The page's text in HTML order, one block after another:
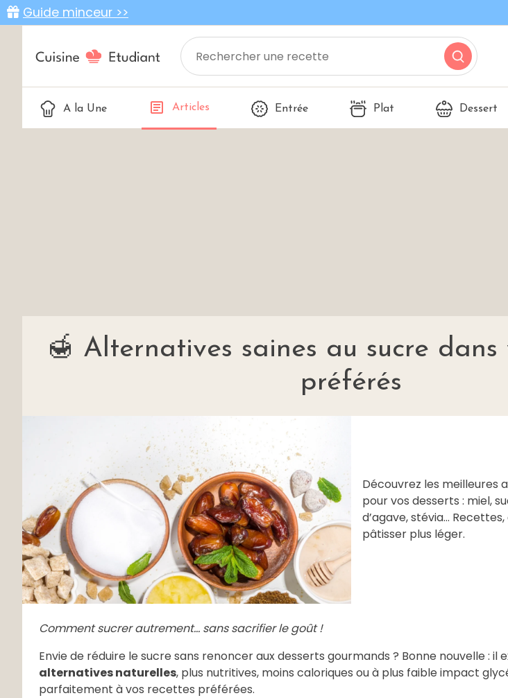
Guide minceur >>
A la Une Articles Entrée Plat Dessert
🍯 Alternatives saines au sucre dans
préférés
Découvrez les meilleures
pour vos desserts : miel,
d’agave, stévia…
pâtisser plus léger.
Comment sucrer autrement… sans sacrifier le goût !
Envie de réduire le sucre sans renoncer aux desserts gourmands ? Bonne nouvelle : il
alternatives naturelles, plus nutritives, moins caloriques ou à plus faible impact
parfaitement à vos recettes préférées.